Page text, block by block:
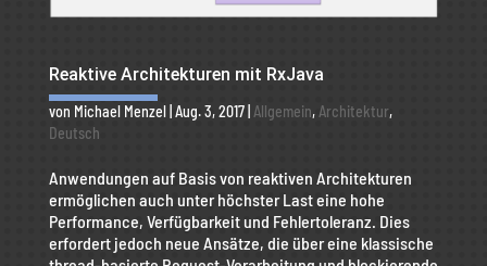
Reaktive Architekturen mit RxJava
von Michael Menzel| Aug. 3, 2017| Allgemein, Architektur,
Deutsch
Anwendungen auf Basis von reaktiven Architekturen
ermöglichen auch unter höchster Last eine hohe
Performance, Verfügbarkeit und Fehlertoleranz. Dies
erfordert jedoch neue Ansätze, die über eine klassische